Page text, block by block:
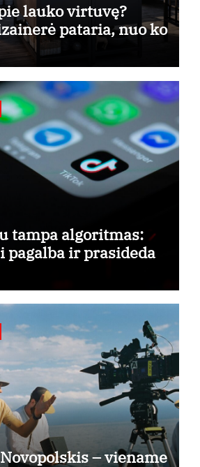
lauko virtuvę?
pataria, nuo ko
tampa algoritmas:
pagalba ir prasideda
– viename